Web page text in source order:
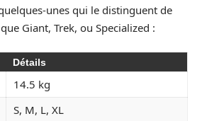
unes qui le distinguent de
Giant, Trek, ou Specialized :
Détails
14.5 kg
S, M, L, XL